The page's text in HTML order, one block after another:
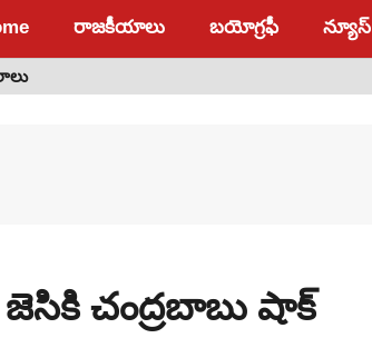
రాజకీయాలు బయోగ్రఫీ న్యూస్
జెసికి చంద్రబాబు షాక్